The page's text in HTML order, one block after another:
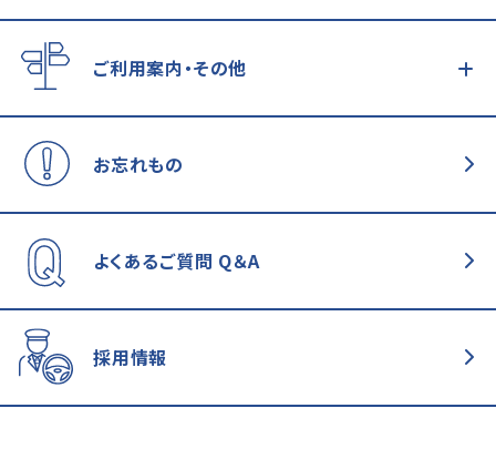
ご利用案内・その他
お忘れもの
よくあるご質問 Q＆A
採用情報